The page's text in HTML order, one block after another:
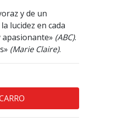
y de un
lucidez en cada
(ABC).
(Marie Claire).